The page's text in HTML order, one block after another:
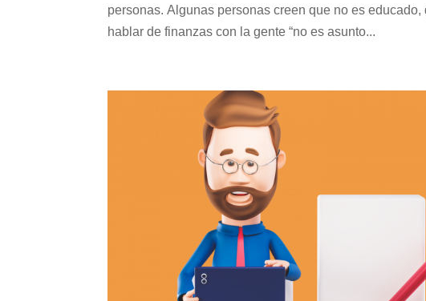
personas. Algunas personas creen que no es
hablar de finanzas con la gente “no es asunto...